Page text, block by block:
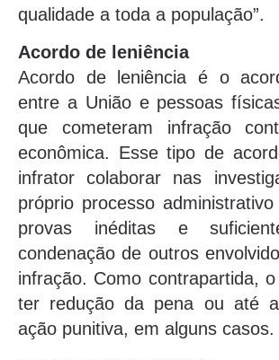
qualidade a toda a população”.
Acordo de leniência
Acordo de leniência é o
entre a União e pessoas
que cometeram infração
econômica. Esse tipo de
infrator colaborar nas
próprio processo
provas inéditas e
condenação de outros
infração. Como contrapartida,
ter redução da pena ou até
ação punitiva, em alguns casos.